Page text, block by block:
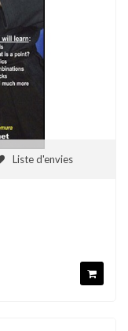
Liste d'envies